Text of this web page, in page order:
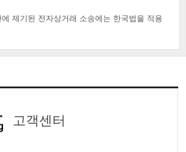
제기된 전자상거래 소송에는 한국법을 적용
고객센터